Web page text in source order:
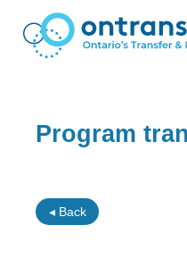
Program
◂ Back